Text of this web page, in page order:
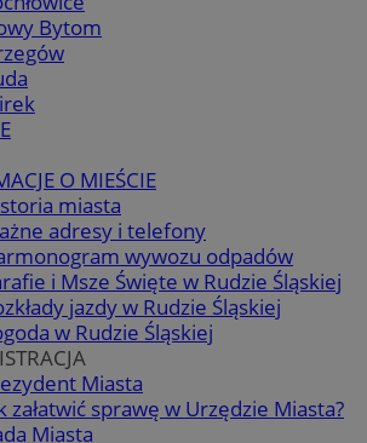
Bytom
O MIEŚCIE
miasta
adresy i telefony
wywozu odpadów
i Msze Święte w Rudzie Śląskiej
jazdy w Rudzie Śląskiej
w Rudzie Śląskiej
Miasta
załatwić sprawę w Urzędzie Miasta?
Miasta